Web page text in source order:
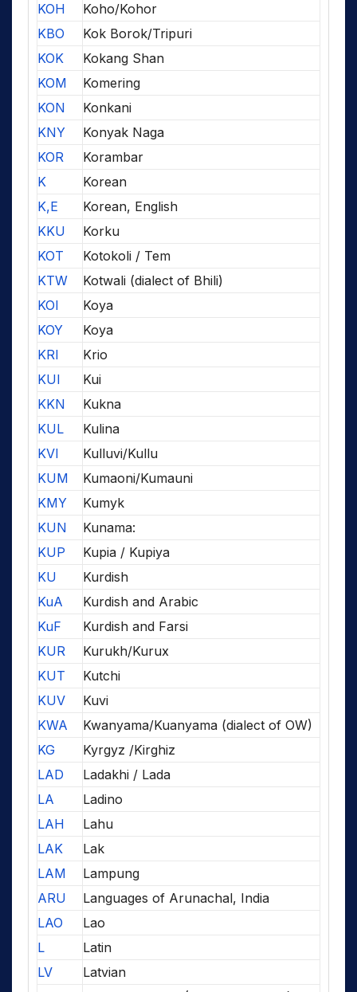
KOH
Koho/Kohor
KBO
Kok Borok/Tripuri
KOK
Kokang Shan
KOM
Komering
KON
Konkani
KNY
Konyak Naga
KOR
Korambar
K
Korean
K,E
Korean, English
KKU
Korku
KOT
Kotokoli / Tem
KTW
Kotwali (dialect of Bhili)
KOI
Koya
KOY
Koya
KRI
Krio
KUI
Kui
KKN
Kukna
KUL
Kulina
KVI
Kulluvi/Kullu
KUM
Kumaoni/Kumauni
KMY
Kumyk
KUN
Kunama:
KUP
Kupia / Kupiya
KU
Kurdish
KuA
Kurdish and Arabic
KuF
Kurdish and Farsi
KUR
Kurukh/Kurux
KUT
Kutchi
KUV
Kuvi
KWA
Kwanyama/Kuanyama (dialect of OW)
KG
Kyrgyz /Kirghiz
LAD
Ladakhi / Lada
LA
Ladino
LAH
Lahu
LAK
Lak
LAM
Lampung
ARU
Languages of Arunachal, India
LAO
Lao
L
Latin
LV
Latvian